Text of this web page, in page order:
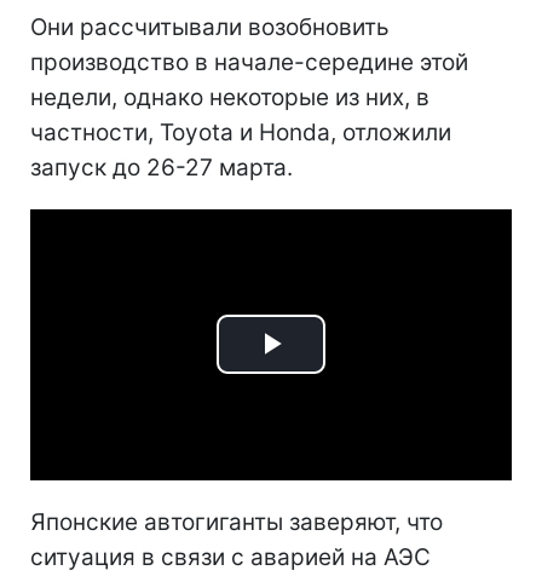
Они рассчитывали возобновить
производство в начале-середине этой
недели, однако некоторые из них, в
частности, Toyota и Honda, отложили
запуск до 26-27 марта.
Play
Японские автогиганты заверяют, что
ситуация в связи с аварией на АЭС